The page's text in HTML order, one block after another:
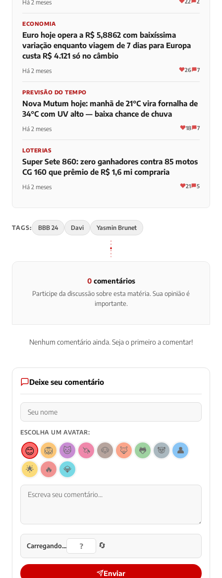
Há 2 meses
ECONOMIA
Euro hoje opera a R$ 5,8862 com baixíssima
variação enquanto viagem de 7 dias para Europa
custa R$ 4.121 só no câmbio
Há 2 meses 26 7
PREVISÃO DO TEMPO
Nova Mutum hoje: manhã de 21°C vira fornalha de
34°C com UV alto — baixa chance de chuva
Há 2 meses 18 7
LOTERIAS
Super Sete 860: zero ganhadores contra 85 motos
CG 160 que prêmio de R$ 1,6 mi compraria
Há 2 meses 21 5
TAGS: BBB 24 Davi Yasmin Brunet
0comentários
Participe da discussão sobre esta matéria. Sua opinião é
importante.
Nenhum comentário ainda. Seja o primeiro a comentar!
Deixe seu comentário
ESCOLHA UM AVATAR:
😊 🦁 🐱 🦄 🐶 🦊 🐸 🐼
👤
🌟
🔥 💎
Carregando... 🔄
Enviar